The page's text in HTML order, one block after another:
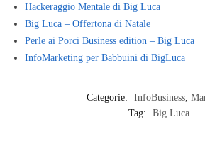
Hackeraggio Mentale di Big Luca
Big Luca – Offertona di Natale
Perle ai Porci Business edition – Big Luca
InfoMarketing per Babbuini di BigLuca
Categorie: InfoBusiness,
Tag:
Big Luca